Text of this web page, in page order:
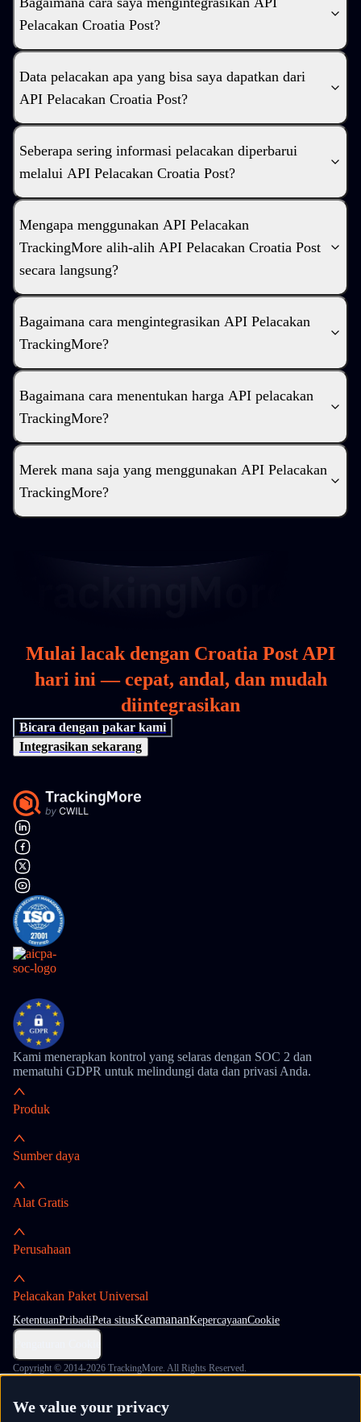
Pelacakan Croatia Post?
Data pelacakan apa yang bisa saya dapatkan dari
API Pelacakan Croatia Post?
Seberapa sering informasi pelacakan diperbarui
melalui API Pelacakan Croatia Post?
Mengapa menggunakan API Pelacakan
TrackingMore alih-alih API Pelacakan Croatia Post
secara langsung?
Bagaimana cara mengintegrasikan API Pelacakan
TrackingMore?
Bagaimana cara menentukan harga API pelacakan
TrackingMore?
Merek mana saja yang menggunakan API Pelacakan
TrackingMore?
Mulai lacak dengan Croatia Post API
hari ini — cepat, andal, dan mudah
diintegrasikan
Bicara dengan pakar kami
Integrasikan sekarang
Kami menerapkan kontrol yang selaras dengan SOC 2 dan
mematuhi GDPR untuk melindungi data dan privasi Anda.
Produk
Sumber daya
Alat Gratis
Perusahaan
Pelacakan Paket Universal
KetentuanPribadiPeta situsKeamananKepercayaanCookie
Copyright © 2014-2026 TrackingMore. All Rights Reserved.
We value your privacy